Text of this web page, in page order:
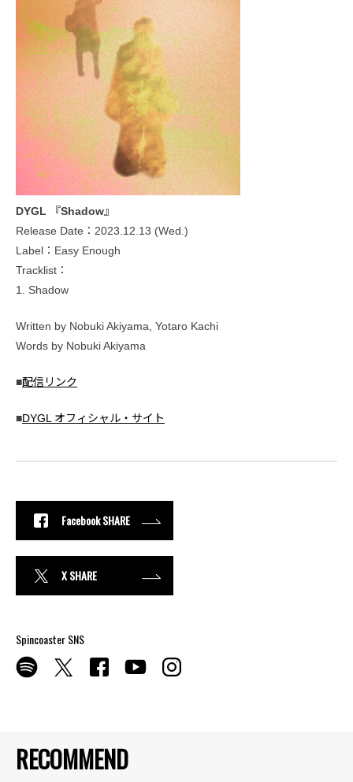
RECOMMEND
DYGL 『Shadow』
Release Date：2023.12.13 (Wed.)
Label：Easy Enough
Tracklist：
1. Shadow
Written by Nobuki Akiyama, Yotaro Kachi
Words by Nobuki Akiyama
■配信リンク
■DYGL オフィシャル・サイト
Facebook SHARE
X SHARE
Spincoaster SNS